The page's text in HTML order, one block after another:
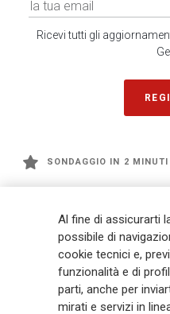
Ricevi tutti gli
SONDAGGIO IN 2 MINUTI
management a livello globale,
miliardi e € 900 miliardi di AUM
mila dipendenti e 163 mila agenti
Gruppo ha una posizione di
crescente in Asia e America. Al
impegno Lifetime Partner verso i
Al fine di assicurarti
possibile di
cookie tecnici e,
funzionalità e di
parti, anche per
mirati e servizi in